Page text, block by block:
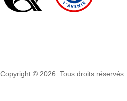
Copyright © 2026. Tous droits réservés.